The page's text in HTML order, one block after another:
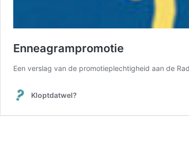
Enneagrampromotie
Een verslag van de promotieplechtigheid aan de
Kloptdatwel?